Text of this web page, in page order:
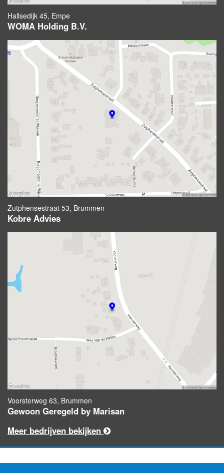
Hallsedijk 45, Empe
WOMA Holding B.V.
Zutphensestraat 53, Brummen
Kobre Advies
Voorsterweg 63, Brummen
Gewoon Geregeld by Marisan
Meer bedrijven bekijken